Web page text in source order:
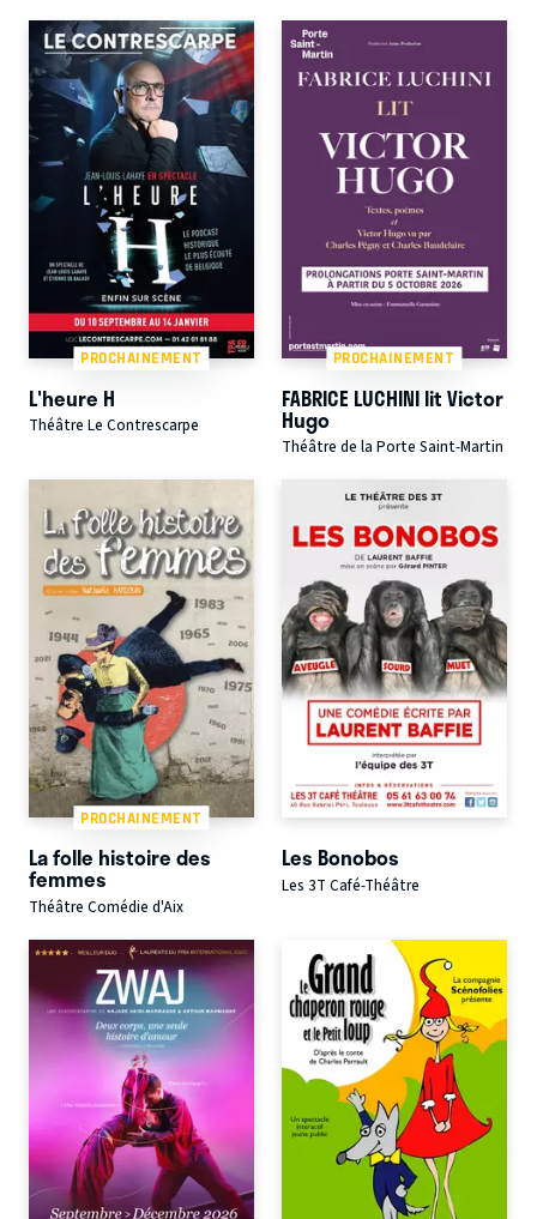
PROCHAINEMENT
L'heure H
Théâtre Le Contrescarpe
PROCHAINEMENT
FABRICE LUCHINI lit Victor
Hugo
Théâtre de la Porte Saint-Martin
PROCHAINEMENT
La folle histoire des
femmes
Théâtre Comédie d'Aix
Les Bonobos
Les 3T Café-Théâtre